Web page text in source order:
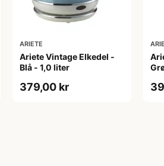
ARIETE
Ariete Vintage Elkedel -
Blå - 1,0 liter
379,00 kr